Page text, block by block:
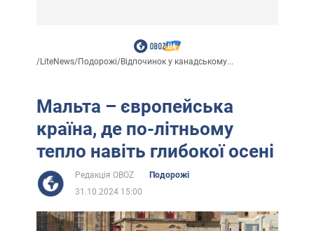
/LiteNews/Подорожі/Відпочинок у канадському...
Мальта – європейська
країна, де по-літньому
тепло навіть глибокої осені
Редакція OBOZ
Подорожі
31.10.2024 15:00